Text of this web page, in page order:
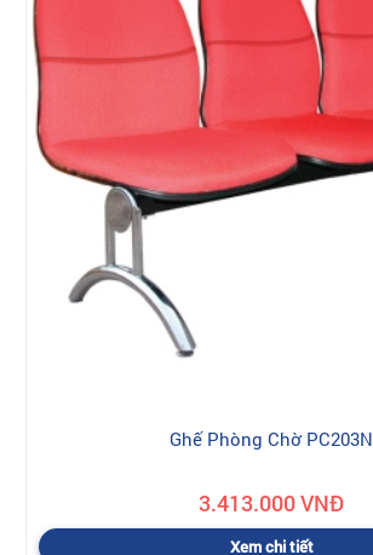
Ghế Phòng Chờ PC203N
3.413.000 VNĐ
Xem chi tiết